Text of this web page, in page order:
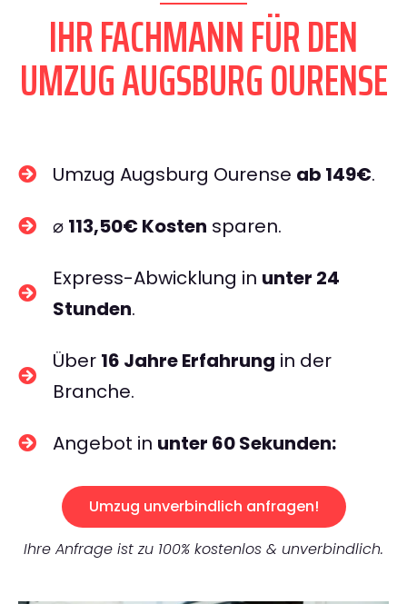
IHR FACHMANN FÜR DEN
UMZUG AUGSBURG OURENSE
Umzug Augsburg Ourense ab 149€.
⌀ 113,50€ Kosten sparen.
Express-Abwicklung in unter 24
Stunden.
Über 16 Jahre Erfahrung in der
Branche.
Angebot in unter 60 Sekunden:
Umzug unverbindlich anfragen!
Ihre Anfrage ist zu 100% kostenlos & unverbindlich.